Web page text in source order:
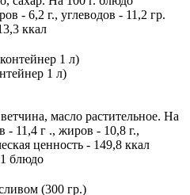
- 6,2 г., углеводов - 11,2 гр.
ккал
1 л)
масло растительное. На
- 11,4 г ., жиров - 10,8 г.,
ценность - 149,8 ккал
блюдо